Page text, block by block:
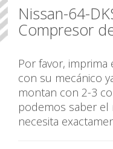
Nissan-64-
Compresor
Por favor,
con su mecánico
montan con 2-3
podemos saber
necesita